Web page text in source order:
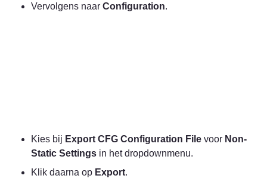
Vervolgens naar Configuration.
Kies bij Export CFG Configuration File voor Non-
Static Settings in het dropdownmenu.
Klik daarna op Export.